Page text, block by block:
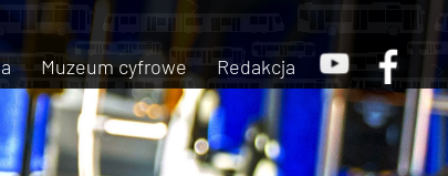
Muzeum cyfrowe Redakcja